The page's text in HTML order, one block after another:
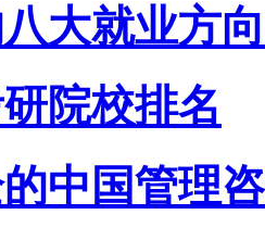
大就业方
院校排名
中国管理